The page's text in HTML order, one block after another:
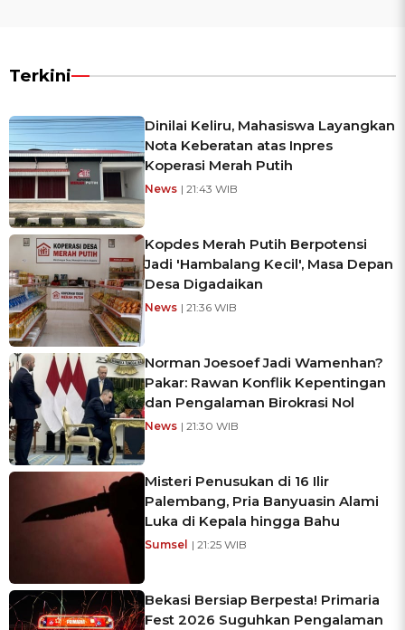
Terkini
Dinilai Keliru, Mahasiswa Layangkan
Nota Keberatan atas Inpres
Koperasi Merah Putih
News | 21:43 WIB
Kopdes Merah Putih Berpotensi
Jadi 'Hambalang Kecil', Masa Depan
Desa Digadaikan
News | 21:36 WIB
Norman Joesoef Jadi Wamenhan?
Pakar: Rawan Konflik Kepentingan
dan Pengalaman Birokrasi Nol
News | 21:30 WIB
Misteri Penusukan di 16 Ilir
Palembang, Pria Banyuasin Alami
Luka di Kepala hingga Bahu
Sumsel | 21:25 WIB
Bekasi Bersiap Berpesta! Primaria
Fest 2026 Suguhkan Pengalaman